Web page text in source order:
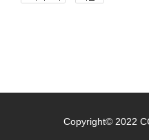
Copyright© 2022